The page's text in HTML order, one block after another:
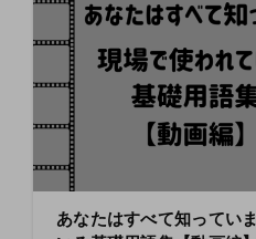
あなたはすべて知ってい